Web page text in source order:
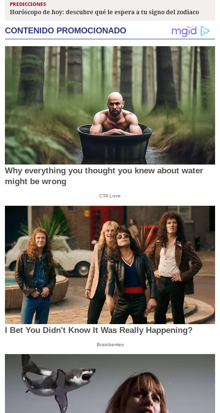
PREDICCIONES
Horóscopo de hoy: descubre qué le espera a tu signo del zodiaco
CONTENIDO PROMOCIONADO
Why everything you thought you knew about water
might be wrong
CTA Love
I Bet You Didn't Know It Was Really Happening?
Brainberries